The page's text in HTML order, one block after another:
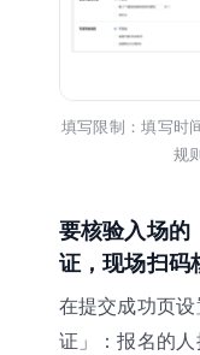
填写限制：填写时
规
要核验入场的
证，现场扫码
在提交成功页
证」：报名的